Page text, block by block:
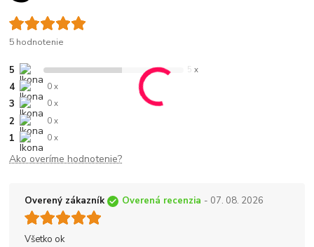
5 hodnotenie
5 5 x
4 0 x
3 0 x
2 0 x
1 0 x
Ako overíme hodnotenie?
Overený zákazník Overená recenzia - 07. 08. 2026
Všetko ok